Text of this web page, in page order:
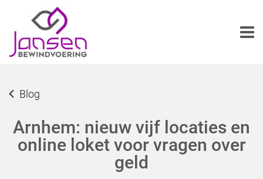
Blog
Arnhem: nieuw vijf locaties en
online loket voor vragen over
geld